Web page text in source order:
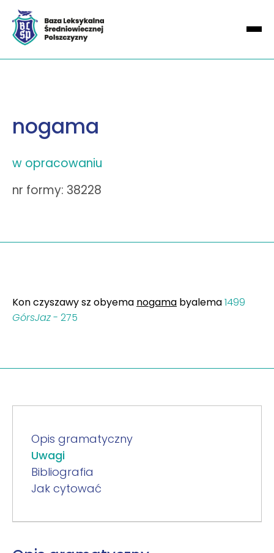
nogama
w opracowaniu
nr formy: 38228
Kon czyszawy sz obyema nogama byalema1499
GórsJaz- 275
Opis gramatyczny
Uwagi
Bibliografia
Jak cytować